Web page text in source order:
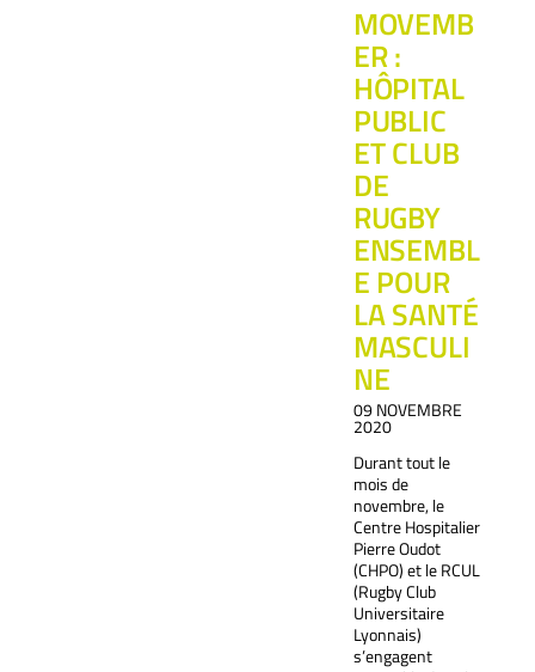
MOVEMB
ER :
HÔPITAL
PUBLIC
ET CLUB
DE
RUGBY
ENSEMBL
E POUR
LA SANTÉ
MASCULI
NE
09 NOVEMBRE
2020
Durant tout le
mois de
novembre, le
Centre Hospitalier
Pierre Oudot
(CHPO) et le RCUL
(Rugby Club
Universitaire
Lyonnais)
s’engagent